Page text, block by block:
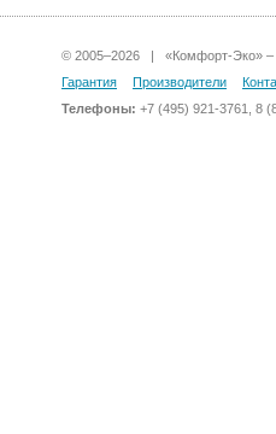
© 2005–2026 | «Комфорт-Эко» –
Гарантия
Производители
Телефоны: +7 (495) 921-3761, 8